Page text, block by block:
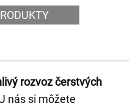
rozvoz čerstvých
nás si môžete